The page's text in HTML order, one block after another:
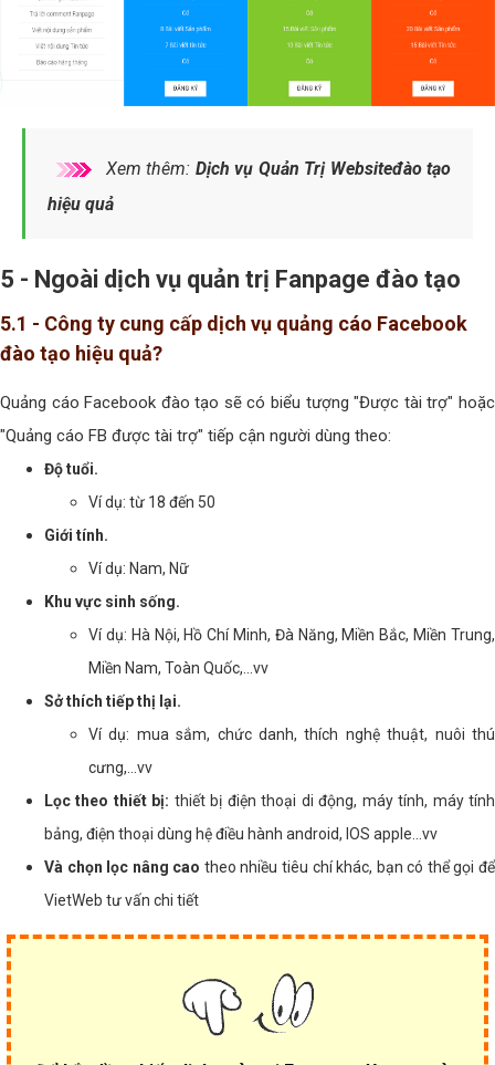
Xem thêm: Dịch vụ Quản Trị Websiteđào tạo
hiệu quả
5 - Ngoài dịch vụ quản trị Fanpage đào tạo
5.1 - Công ty cung cấp dịch vụ quảng cáo Facebook
đào tạo hiệu quả?
Quảng cáo Facebook đào tạo sẽ có biểu tượng "Được tài trợ" hoặc
"Quảng cáo FB được tài trợ" tiếp cận người dùng theo:
Độ tuổi.
Ví dụ: từ 18 đến 50
Giới tính.
Ví dụ: Nam, Nữ
Khu vực sinh sống.
Ví dụ: Hà Nội, Hồ Chí Minh, Đà Năng, Miền Bắc, Miền Trung,
Miền Nam, Toàn Quốc,...vv
Sở thích tiếp thị lại.
Ví dụ: mua sắm, chức danh, thích nghệ thuật, nuôi thú
cưng,...vv
Lọc theo thiết bị: thiết bị điện thoại di động, máy tính, máy tính
bảng, điện thoại dùng hệ điều hành android, IOS apple...vv
Và chọn lọc nâng cao theo nhiều tiêu chí khác, bạn có thể gọi để
VietWeb tư vấn chi tiết